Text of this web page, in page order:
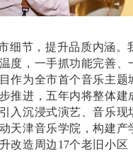
细节，提升品质内涵。
度，一手抓功能完善、
作为全市首个音乐主题
推进，五年内将整体建
入沉浸式演艺、音乐现
天津音乐学院，构建产
改造周边17个老旧小区